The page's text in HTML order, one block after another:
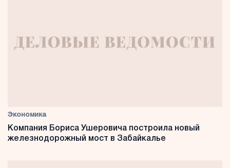
Экономика
Компания Бориса Ушеровича построила новый
железнодорожный мост в Забайкалье